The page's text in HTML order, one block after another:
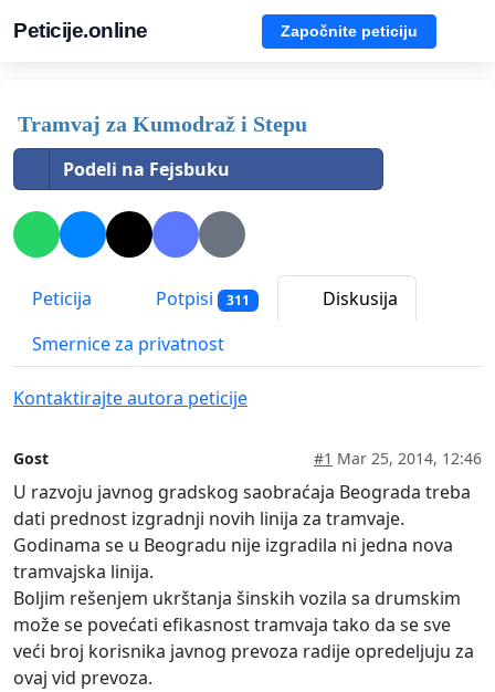
Peticije.online Započnite peticiju
Tramvaj za Kumodraž i Stepu
Podeli na Fejsbuku
Peticija Potpisi 311
Diskusija
Smernice za privatnost
Kontaktirajte autora peticije
Gost #1 Mar 25, 2014, 12:46
U razvoju javnog gradskog saobraćaja Beograda treba
dati prednost izgradnji novih linija za tramvaje.
Godinama se u Beogradu nije izgradila ni jedna nova
tramvajska linija.
Boljim rešenjem ukrštanja šinskih vozila sa drumskim
može se povećati efikasnost tramvaja tako da se sve
veći broj korisnika javnog prevoza radije opredeljuju za
ovaj vid prevoza.